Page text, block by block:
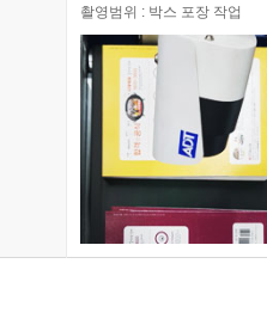
촬영범위 : 박스 포장 작업